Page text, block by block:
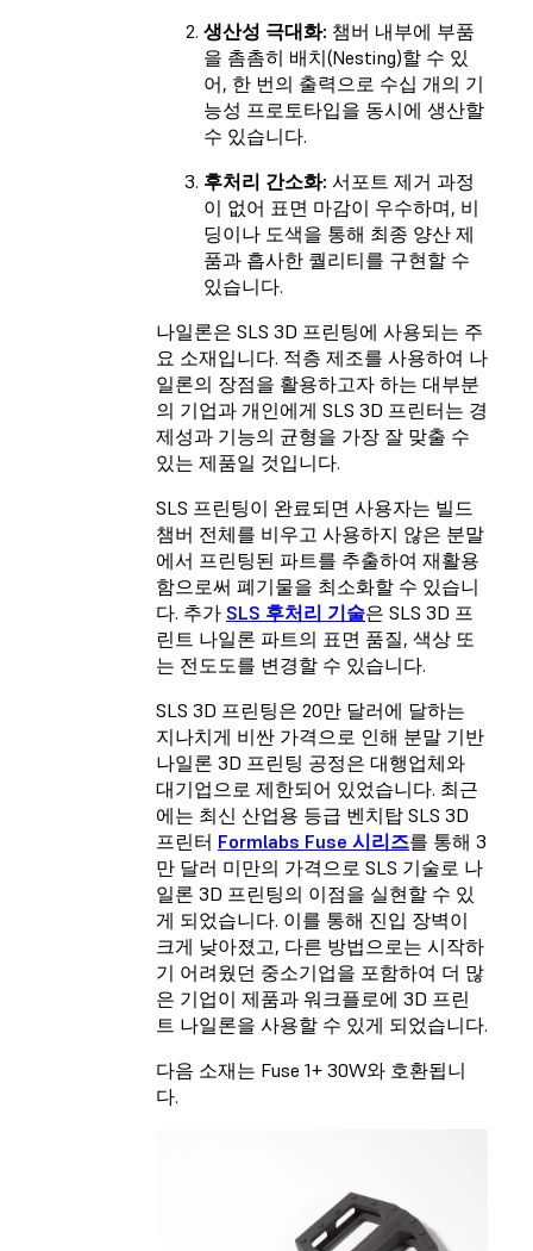
생산성 극대화: 챔버 내부에 부품
을 촘촘히 배치(Nesting)할 수 있
어, 한 번의 출력으로 수십 개의 기
능성 프로토타입을 동시에 생산할
수 있습니다.
후처리 간소화: 서포트 제거 과정
이 없어 표면 마감이 우수하며, 비
딩이나 도색을 통해 최종 양산 제
품과 흡사한 퀄리티를 구현할 수
있습니다.
나일론은 SLS 3D 프린팅에 사용되는 주
요 소재입니다. 적층 제조를 사용하여 나
일론의 장점을 활용하고자 하는 대부분
의 기업과 개인에게 SLS 3D 프린터는 경
제성과 기능의 균형을 가장 잘 맞출 수
있는 제품일 것입니다.
SLS 프린팅이 완료되면 사용자는 빌드
챔버 전체를 비우고 사용하지 않은 분말
에서 프린팅된 파트를 추출하여 재활용
함으로써 폐기물을 최소화할 수 있습니
다. 추가 SLS 후처리 기술은 SLS 3D 프
린트 나일론 파트의 표면 품질, 색상 또
는 전도도를 변경할 수 있습니다.
SLS 3D 프린팅은 20만 달러에 달하는
지나치게 비싼 가격으로 인해 분말 기반
나일론 3D 프린팅 공정은 대행업체와
대기업으로 제한되어 있었습니다. 최근
에는 최신 산업용 등급 벤치탑 SLS 3D
프린터 Formlabs Fuse 시리즈를 통해 3
만 달러 미만의 가격으로 SLS 기술로 나
일론 3D 프린팅의 이점을 실현할 수 있
게 되었습니다. 이를 통해 진입 장벽이
크게 낮아졌고, 다른 방법으로는 시작하
기 어려웠던 중소기업을 포함하여 더 많
은 기업이 제품과 워크플로에 3D 프린
트 나일론을 사용할 수 있게 되었습니다.
다음 소재는 Fuse 1+ 30W와 호환됩니
다.